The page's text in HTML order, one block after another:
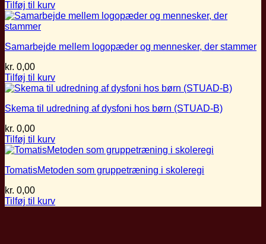
Tilføj til kurv
Samarbejde mellem logopæder og mennesker, der stammer
kr. 0,00
Tilføj til kurv
Skema til udredning af dysfoni hos børn (STUAD-B)
kr. 0,00
Tilføj til kurv
TomatisMetoden som gruppetræning i skoleregi
kr. 0,00
Tilføj til kurv